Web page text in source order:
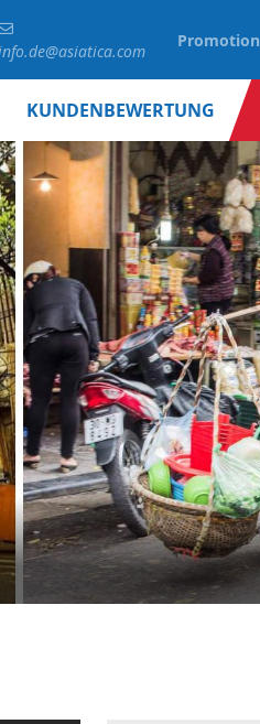
Promotion
KUNDENBEWERTUNG